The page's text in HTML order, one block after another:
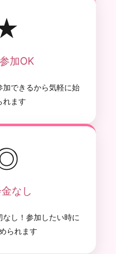
加OK
できるから気軽に始
れます
なし
し！参加したい時に
られます